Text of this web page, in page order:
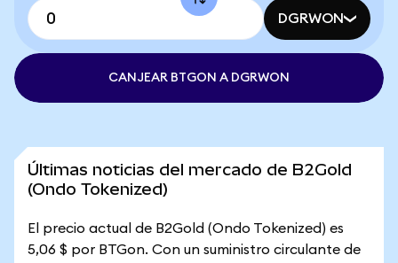
DGRWON
CANJEAR BTGON A DGRWON
Últimas noticias del mercado de B2Gold
(Ondo Tokenized)
El precio actual de B2Gold (Ondo Tokenized) es
5,06 $ por BTGon. Con un suministro circulante de